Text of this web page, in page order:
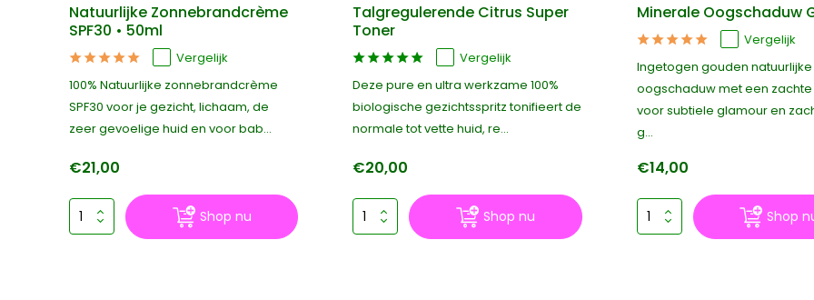
Natuurlijke Zonnebrandcrème
SPF30 • 50ml
Vergelijk
100% Natuurlijke zonnebrandcrème
SPF30 voor je gezicht, lichaam, de
zeer gevoelige huid en voor bab...
€21,00
Shop nu
Talgregulerende Citrus Super
Toner
Vergelijk
Deze pure en ultra werkzame 100%
biologische gezichtsspritz tonifieert de
normale tot vette huid, re...
€20,00
Shop nu
Minerale Oogschaduw
Vergelijk
Ingetogen gouden natuurlijke
oogschaduw met een
voor subtiele glamour en
g...
€14,00
Shop